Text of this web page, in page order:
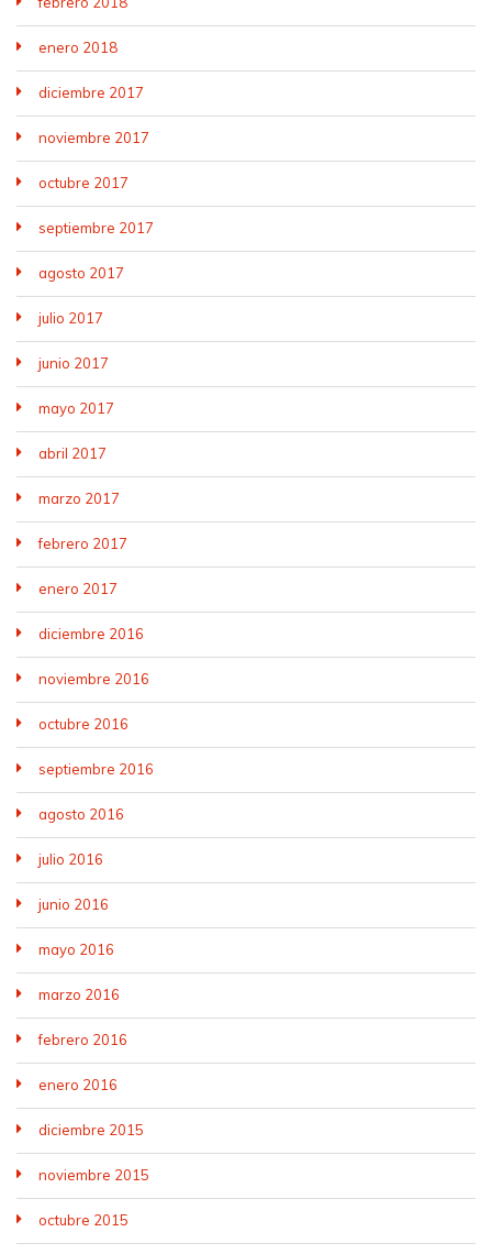
enero 2018
diciembre 2017
noviembre 2017
octubre 2017
septiembre 2017
agosto 2017
julio 2017
junio 2017
mayo 2017
abril 2017
marzo 2017
febrero 2017
enero 2017
diciembre 2016
noviembre 2016
octubre 2016
septiembre 2016
agosto 2016
julio 2016
junio 2016
mayo 2016
marzo 2016
febrero 2016
enero 2016
diciembre 2015
noviembre 2015
octubre 2015